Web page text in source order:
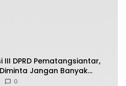
III DPRD Pematangsiantar,
Jangan Banyak
0